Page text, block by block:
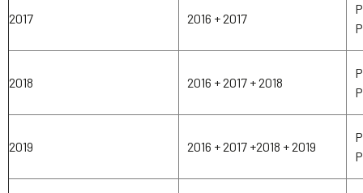
2017 2016 + 2017
2018 2016 + 2017 + 2018
2019 2016 + 2017 +2018 + 2019